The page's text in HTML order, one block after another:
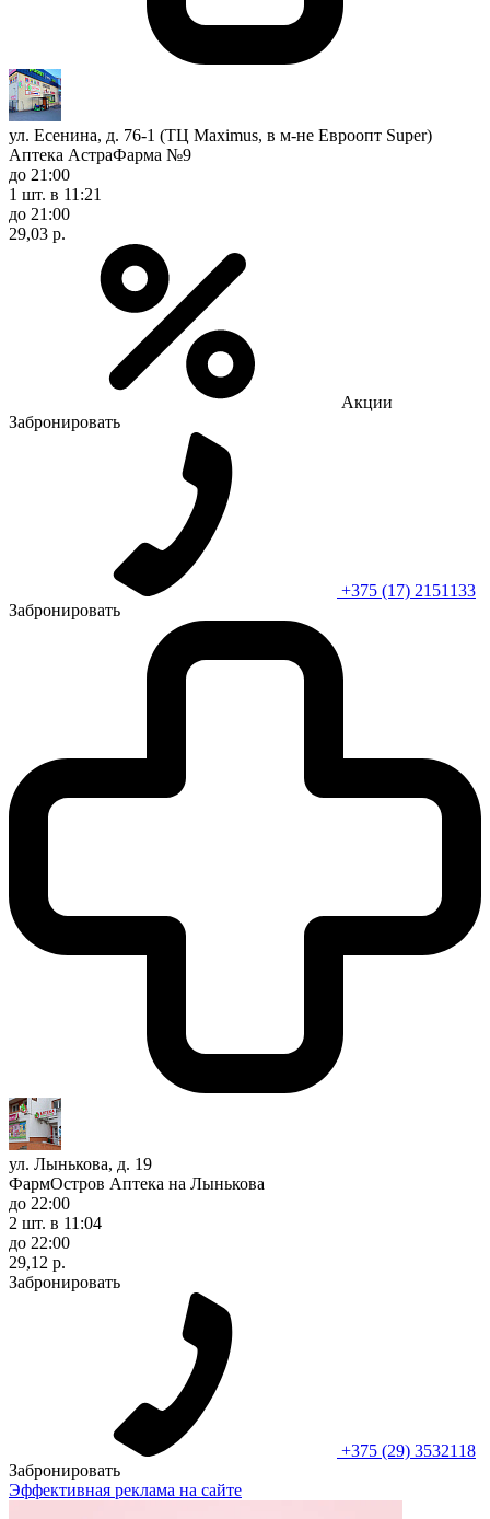
ул. Есенина, д. 76-1 (ТЦ Maximus, в м-не Евроопт Super)
Аптека АстраФарма №9
до 21:00
1 шт. в 11:21
до 21:00
29,03 р.
Акции
Забронировать
+375 (17) 2151133
Забронировать
ул. Лынькова, д. 19
ФармОстров Аптека на Лынькова
до 22:00
2 шт. в 11:04
до 22:00
29,12 р.
Забронировать
+375 (29) 3532118
Забронировать
Эффективная реклама на сайте